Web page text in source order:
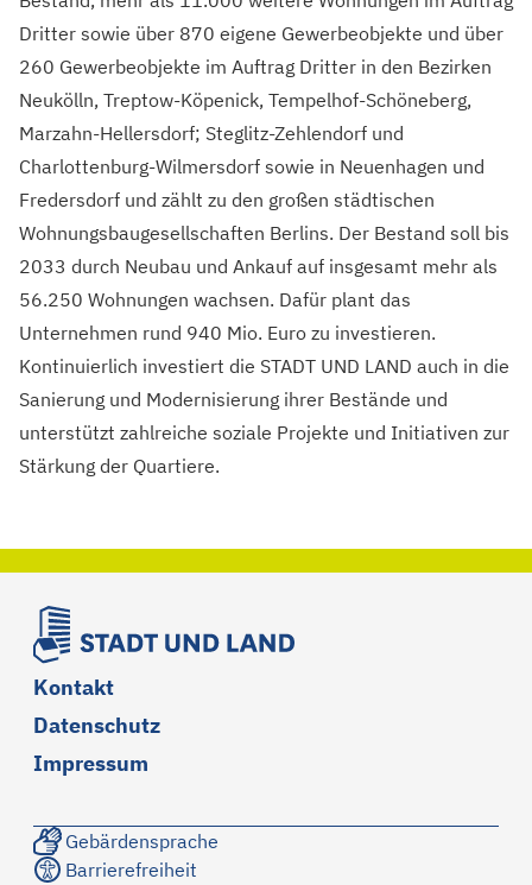
Dritter sowie über 870 eigene Gewerbeobjekte und über
260 Gewerbeobjekte im Auftrag Dritter in den Bezirken
Neukölln, Treptow-Köpenick, Tempelhof-Schöneberg,
Marzahn-Hellersdorf; Steglitz-Zehlendorf und
Charlottenburg-Wilmersdorf sowie in Neuenhagen und
Fredersdorf und zählt zu den großen städtischen
Wohnungsbaugesellschaften Berlins. Der Bestand soll bis
2033 durch Neubau und Ankauf auf insgesamt mehr als
56.250 Wohnungen wachsen. Dafür plant das
Unternehmen rund 940 Mio. Euro zu investieren.
Kontinuierlich investiert die STADT UND LAND auch in die
Sanierung und Modernisierung ihrer Bestände und
unterstützt zahlreiche soziale Projekte und Initiativen zur
Stärkung der Quartiere.
Kontakt
Datenschutz
Impressum
Gebärdensprache
Barrierefreiheit